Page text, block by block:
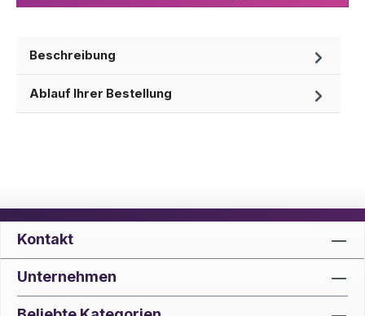
Beschreibung
Ablauf Ihrer Bestellung
Kontakt
Unternehmen